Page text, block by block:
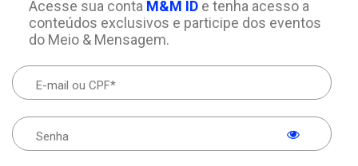
Acesse sua conta M&M IDe tenha acesso a
conteúdos exclusivos e participe dos eventos
do Meio & Mensagem.